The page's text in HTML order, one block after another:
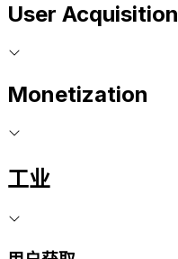
User Acquisition
Monetization
工业